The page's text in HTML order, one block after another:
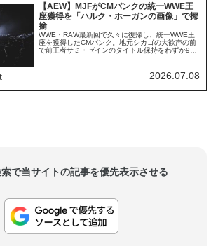
【AEW】MJFがCMパンクの統一WWE王
座獲得を「ハルク・ホーガンの画像」で揶
揄
WWE・RAW最新回で久々に復帰し、統一WWE王
座を獲得したCMパンク。地元シカゴの大歓声の前
で前王者サミ・ゼインのタイトル保持をわずか9日
した画像がファンの間で話題を呼んでいます。MJF
が投稿したのは、レッスルマニア9におけるハル
2026.07.08
で当サイトの記事を優先表示させる